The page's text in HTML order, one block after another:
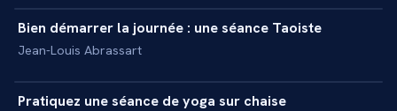
INITIATION
Bien démarrer la journée : une séance Taoiste
Jean-Louis Abrassart
INITIATION
Pratiquez une séance de yoga sur chaise